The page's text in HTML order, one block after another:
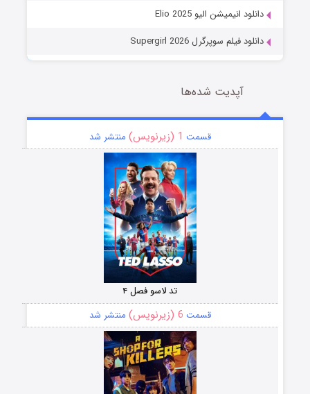
دانلود انیمیشن الیو Elio 2025
دانلود فیلم سوپرگرل Supergirl 2026
آپدیت شده‌ها
قسمت 1 (زیرنویس) منتشر شد
تد لاسو فصل ۴
قسمت 6 (زیرنویس) منتشر شد